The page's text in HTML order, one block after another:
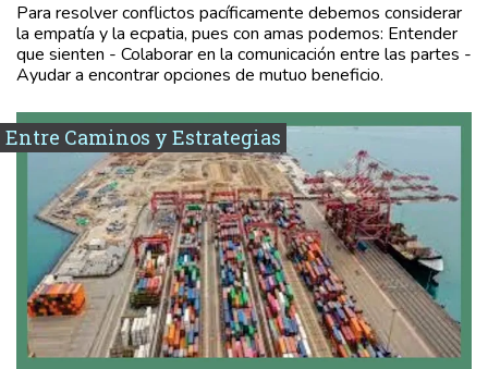
Para resolver conflictos pacíficamente debemos considerar
la empatía y la ecpatia, pues con amas podemos: Entender
que sienten - Colaborar en la comunicación entre las partes -
Ayudar a encontrar opciones de mutuo beneficio.
Entre Caminos y Estrategias